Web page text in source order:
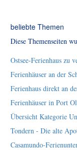
beliebte Themen
Diese Themenseiten
Ostsee-Ferienhaus zu
Ferienhäuser an der
Ferienhaus direkt an
Ferienhäuser in Port
Übersicht Kategorie
Tondern - Die alte
Casamundo-